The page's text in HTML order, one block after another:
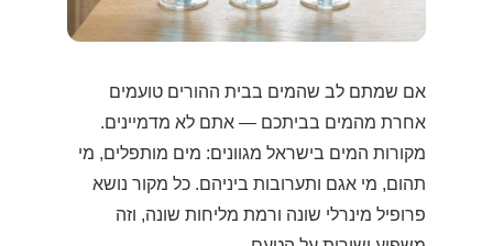
אם שמתם לב שהמים בבית ההורים טועמים
אחרת מהמים בביתכם — אתם לא מדמיינים.
מקורות המים בישראל מגוונים: מים מותפלים, מי
תהום, מי אגם ותערובות ביניהם. כל מקור נושא
פרופיל מינרלי שונה ורמת מליחות שונה, וזה